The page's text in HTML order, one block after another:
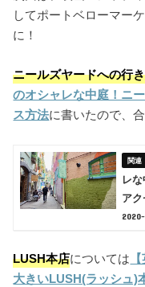
してポートベローマー
に！
ニールズヤードへの行
のオシャレな中庭！ニ
ス方法に書いたので、
レ
ア
LUSH本店については
大きいLUSH(ラッシュ)